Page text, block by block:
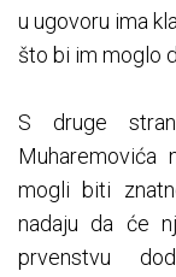
u ugovoru ima
što bi im moglo
S druge
Muharemovića
mogli biti
nadaju da će
prvenstvu